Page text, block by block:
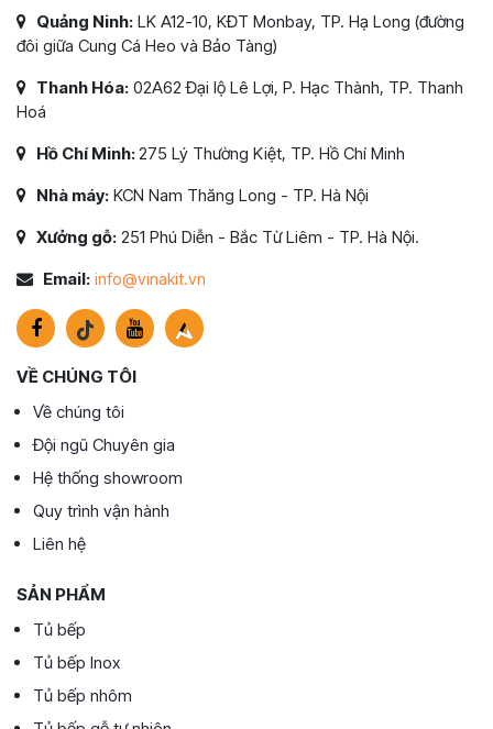
Quảng Ninh: LK A12-10, KĐT Monbay, TP. Hạ Long (đường
đôi giữa Cung Cá Heo và Bảo Tàng)
Thanh Hóa: 02A62 Đại lộ Lê Lợi, P. Hạc Thành, TP. Thanh
Hoá
Hồ Chí Minh:275 Lý Thường Kiệt, TP. Hồ Chí Minh
Nhà máy: KCN Nam Thăng Long - TP. Hà Nội
Xưởng gỗ: 251 Phú Diễn - Bắc Từ Liêm - TP. Hà Nội.
Email: info@vinakit.vn
VỀ CHÚNG TÔI
Về chúng tôi
Đội ngũ Chuyên gia
Hệ thống showroom
Quy trình vận hành
Liên hệ
SẢN PHẨM
Tủ bếp
Tủ bếp Inox
Tủ bếp nhôm